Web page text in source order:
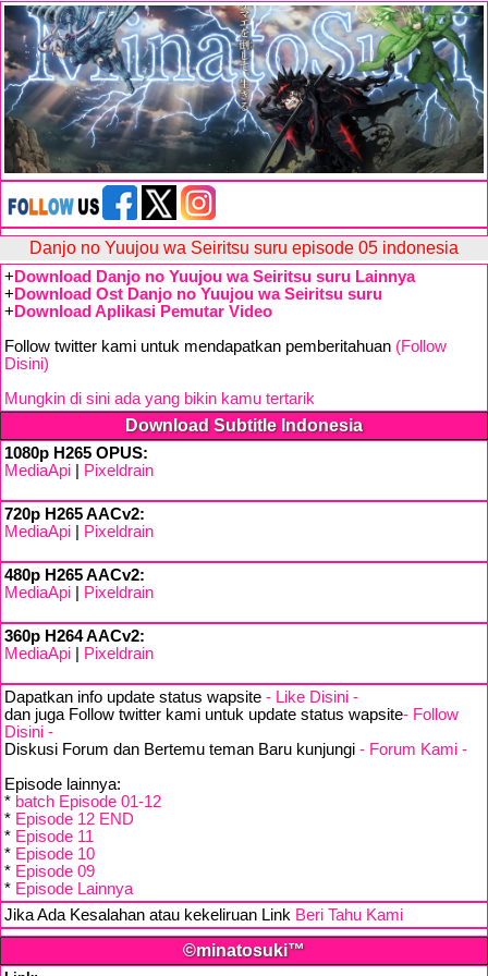
Danjo no Yuujou wa Seiritsu suru episode 05 indonesia
+ Download Danjo no Yuujou wa Seiritsu suru Lainnya
+ Download Ost Danjo no Yuujou wa Seiritsu suru
+ Download Aplikasi Pemutar Video
Follow twitter kami untuk mendapatkan pemberitahuan (Follow
Disini)
Mungkin di sini ada yang bikin kamu tertarik
Download Subtitle Indonesia
1080p H265 OPUS:
MediaApi
Pixeldrain
720p H265 AACv2:
MediaApi
Pixeldrain
480p H265 AACv2:
MediaApi
Pixeldrain
360p H264 AACv2:
MediaApi
Pixeldrain
Dapatkan info update status wapsite - Like Disini -
dan juga Follow twitter kami untuk update status wapsite- Follow
Disini -
Diskusi Forum dan Bertemu teman Baru kunjungi - Forum Kami -
Episode lainnya:
* batch Episode 01-12
* Episode 12 END
* Episode 11
* Episode 10
* Episode 09
* Episode Lainnya
Jika Ada Kesalahan atau kekeliruan Link Beri Tahu Kami
©minatosuki™